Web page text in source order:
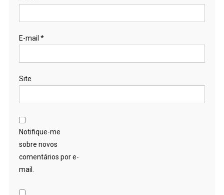
E-mail *
Site
Notifique-me
sobre novos
comentários por e-
mail.